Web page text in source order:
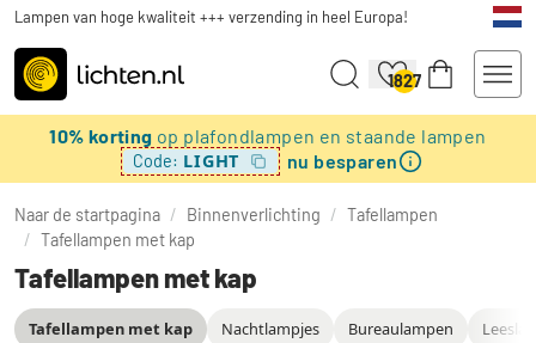
Lampen van hoge kwaliteit +++ verzending in heel Europa!
1827
10% korting op plafondlampen en staande lampen
Code: LIGHT nu besparen
Naar de startpagina / Binnenverlichting / Tafellampen
/ Tafellampen met kap
Tafellampen met kap
Nachtlampjes Bureaulampen
Tafellampen met kap